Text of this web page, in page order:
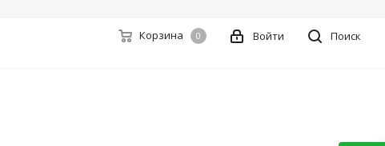
Поиск
Войти
Корзина 0